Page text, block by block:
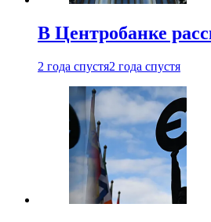
В Центробанке
2 года спустя2 года спустя